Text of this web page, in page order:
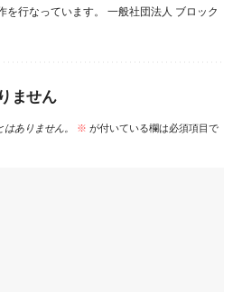
を行なっています。 一般社団法人 ブロック
ません
ありません。 ※ が付いている欄は必須項目で